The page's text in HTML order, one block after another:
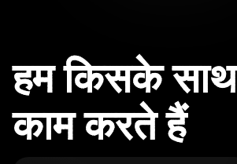
हम किसके साथ
काम करते हैं